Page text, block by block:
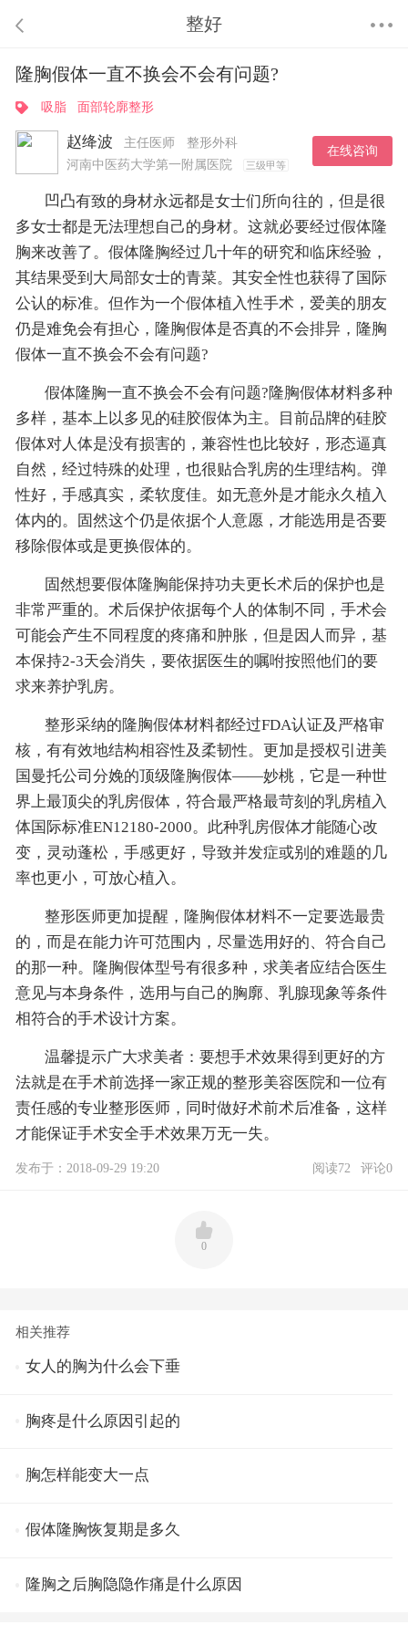
整好
隆胸假体一直不换会不会有问题?
吸脂 面部轮廓整形
赵绛波 主任医师
整形外科
河南中医药大学第一附属医院
三级甲等
在线咨询
凹凸有致的身材永远都是女士们所向往的，但是很
多女士都是无法理想自己的身材。这就必要经过假体隆
胸来改善了。假体隆胸经过几十年的研究和临床经验，
其结果受到大局部女士的青菜。其安全性也获得了国际
公认的标准。但作为一个假体植入性手术，爱美的朋友
仍是难免会有担心，隆胸假体是否真的不会排异，隆胸
假体一直不换会不会有问题?
假体隆胸一直不换会不会有问题?隆胸假体材料多种
多样，基本上以多见的硅胶假体为主。目前品牌的硅胶
假体对人体是没有损害的，兼容性也比较好，形态逼真
自然，经过特殊的处理，也很贴合乳房的生理结构。弹
性好，手感真实，柔软度佳。如无意外是才能永久植入
体内的。固然这个仍是依据个人意愿，才能选用是否要
移除假体或是更换假体的。
固然想要假体隆胸能保持功夫更长术后的保护也是
非常严重的。术后保护依据每个人的体制不同，手术会
可能会产生不同程度的疼痛和肿胀，但是因人而异，基
本保持2-3天会消失，要依据医生的嘱咐按照他们的要
求来养护乳房。
整形采纳的隆胸假体材料都经过FDA认证及严格审
核，有有效地结构相容性及柔韧性。更加是授权引进美
国曼托公司分娩的顶级隆胸假体——妙桃，它是一种世
界上最顶尖的乳房假体，符合最严格最苛刻的乳房植入
体国际标准EN12180-2000。此种乳房假体才能随心改
变，灵动蓬松，手感更好，导致并发症或别的难题的几
率也更小，可放心植入。
整形医师更加提醒，隆胸假体材料不一定要选最贵
的，而是在能力许可范围内，尽量选用好的、符合自己
的那一种。隆胸假体型号有很多种，求美者应结合医生
意见与本身条件，选用与自己的胸廓、乳腺现象等条件
相符合的手术设计方案。
温馨提示广大求美者：要想手术效果得到更好的方
法就是在手术前选择一家正规的整形美容医院和一位有
责任感的专业整形医师，同时做好术前术后准备，这样
才能保证手术安全手术效果万无一失。
发布于：2018-09-29 19:20 阅读72 评论0
0
相关推荐
女人的胸为什么会下垂
胸疼是什么原因引起的
胸怎样能变大一点
假体隆胸恢复期是多久
隆胸之后胸隐隐作痛是什么原因